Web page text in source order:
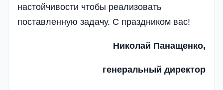
настойчивости чтобы реализовать
поставленную задачу. С праздником вас!
Николай Панащенко,
генеральный директор